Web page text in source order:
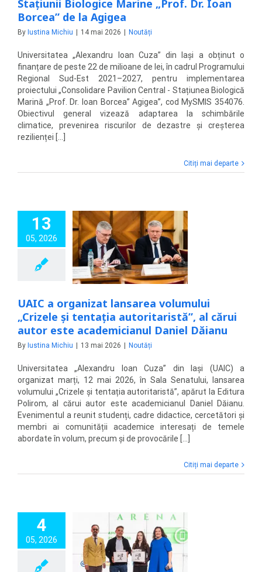
Stațiunii Biologice Marine „Prof. Dr. Ioan
Borcea” de la Agigea
By Iustina Michiu 14 mai 2026 Noutăți
Universitatea „Alexandru Ioan Cuza” din Iași a obținut o
finanțare de peste 22 de milioane de lei, în cadrul Programului
Regional Sud-Est 2021–2027, pentru implementarea
proiectului „Consolidare Pavilion Central - Stațiunea Biologică
Marină „Prof. Dr. Ioan Borcea” Agigea”, cod MySMIS 354076.
Obiectivul general vizează adaptarea la schimbările
climatice, prevenirea riscurilor de dezastre și creșterea
rezilienței [...]
Citiți mai departe
13
05, 2026
a organizat
volumului
și tentația
al cărui
academicianul
UAIC a organizat lansarea volumului
„Crizele și tentația autoritaristă”, al cărui
autor este academicianul Daniel Dăianu
By Iustina Michiu | 13 mai 2026 | Noutăți
Universitatea „Alexandru Ioan Cuza” din Iași (UAIC) a
organizat marți, 12 mai 2026, în Sala Senatului, lansarea
volumului „Crizele și tentația autoritaristă”, apărut la Editura
Polirom, al cărui autor este academicianul Daniel Dăianu.
Evenimentul a reunit studenți, cadre didactice, cercetători și
membri ai comunității academice interesați de temele
abordate în volum, precum și de provocările [...]
Citiți mai departe
4
05, 2026
ai UAIC,
ai competiției
mobil „MoJo